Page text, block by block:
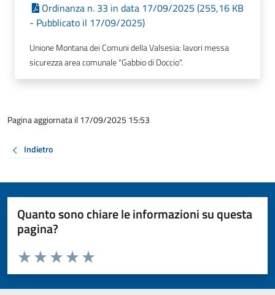
Ordinanza n. 33 in data 17/09/2025 (255,16 KB
- Pubblicato il 17/09/2025)
Unione Montana dei Comuni della Valsesia: lavori messa
sicurezza area comunale "Gabbio di Doccio".
Pagina aggiornata il 17/09/2025 15:53
Indietro
Quanto sono chiare le informazioni su questa
pagina?
Valuta da 1 a 5 stelle la pagina
Valuta 5 stelle su 5
Valuta 4 stelle su 5
Valuta 3 stelle su 5
Valuta 2 stelle su 5
Valuta 1 stelle su 5